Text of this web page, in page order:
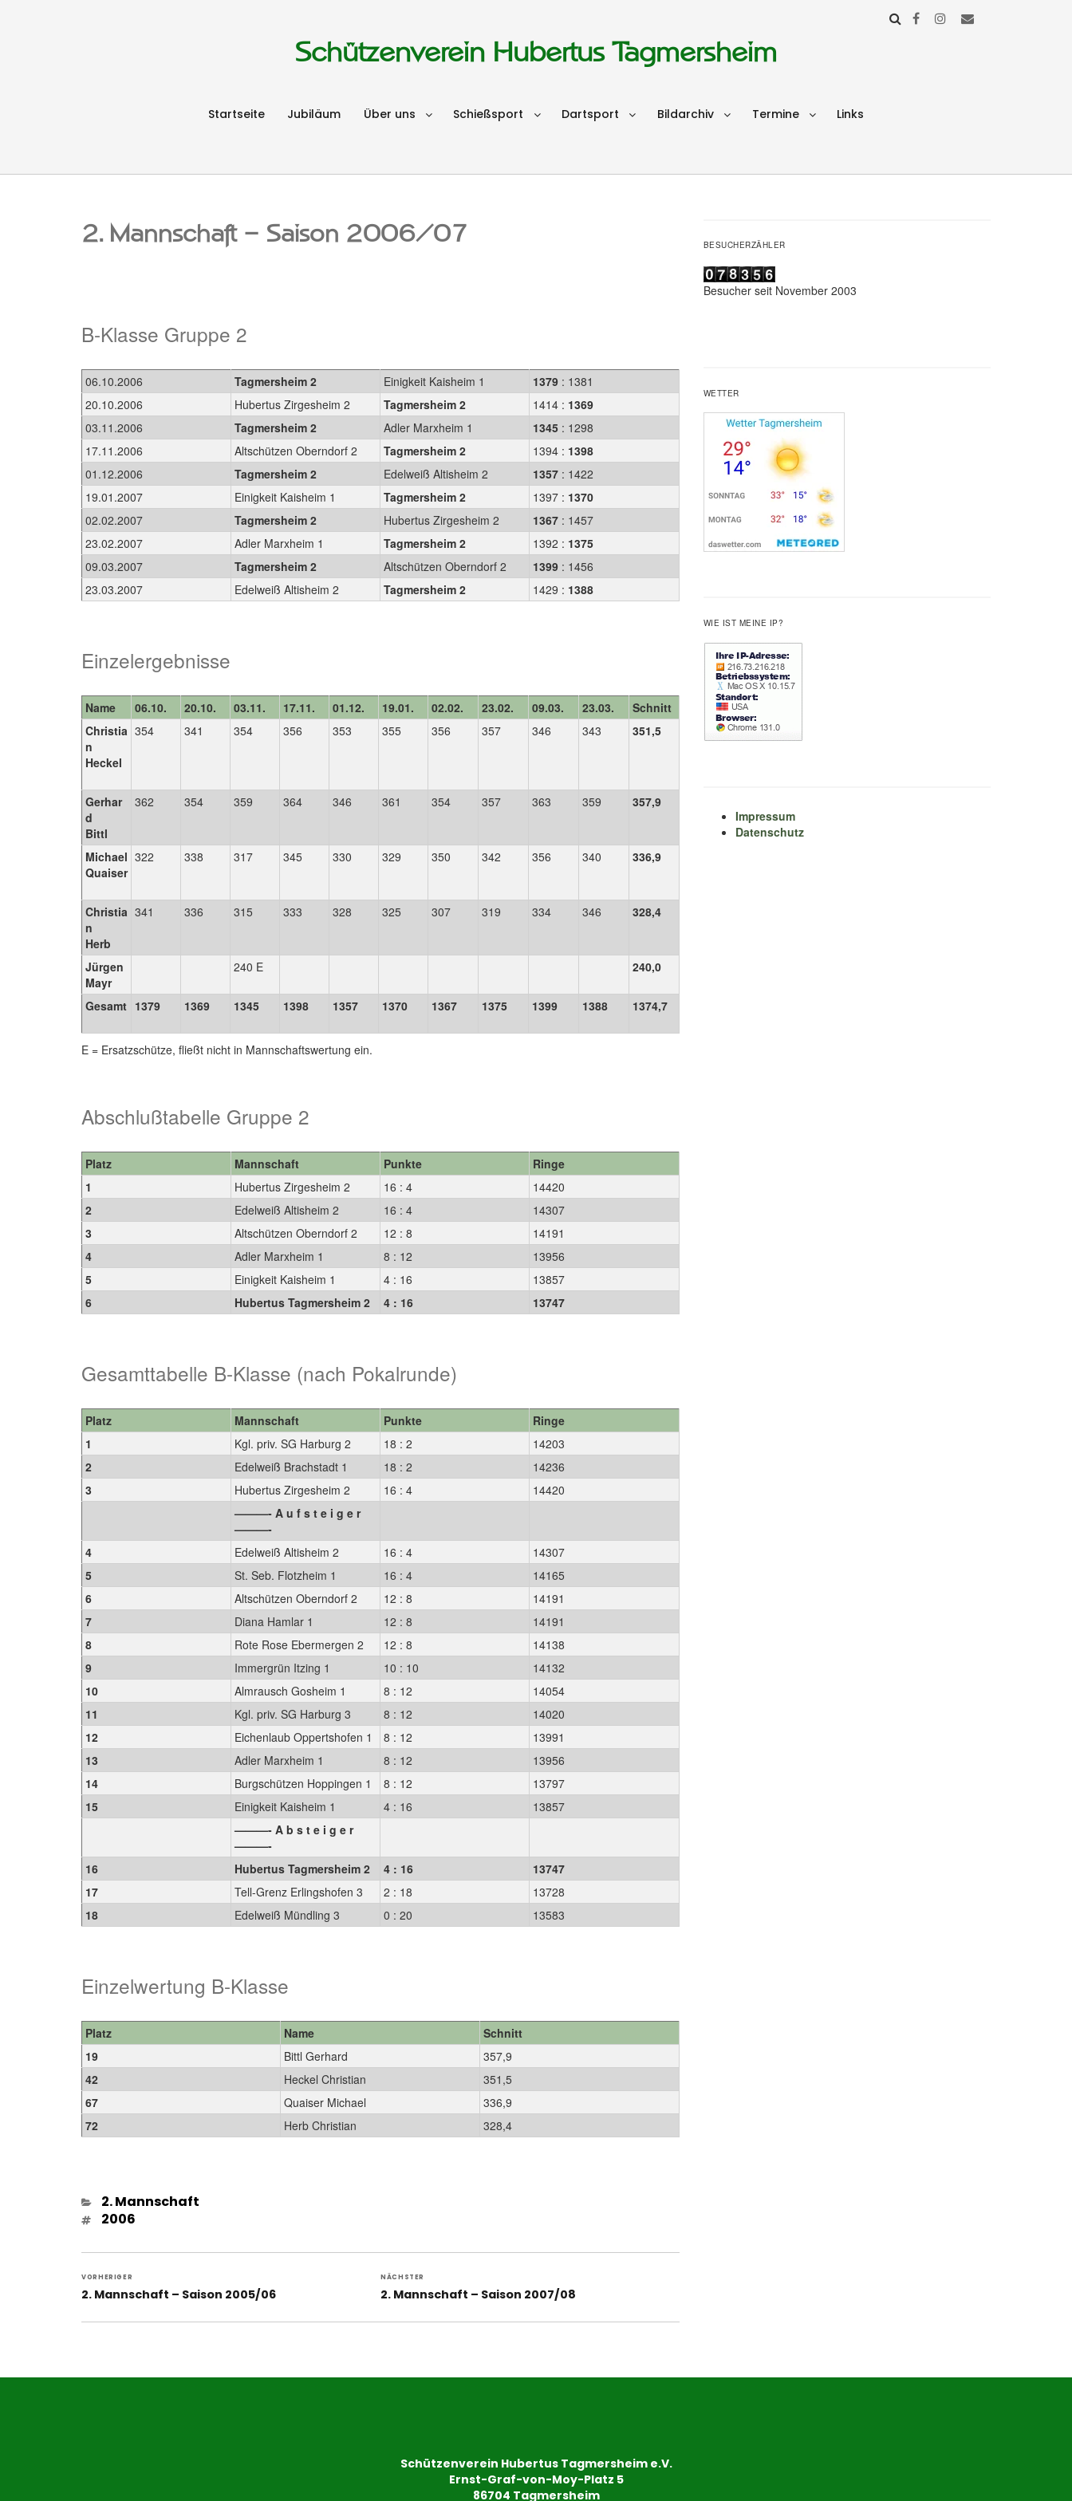
Schützenverein Hubertus Tagmersheim
Startseite Jubiläum Über uns Schießsport Dartsport Bildarchiv Termine Links
2. Mannschaft – Saison 2006/07
B-Klasse Gruppe 2
06.10.2006 Tagmersheim 2 Einigkeit Kaisheim 1 1379 : 1381
20.10.2006
Hubertus Zirgesheim 2 Tagmersheim 2 1414 : 1369
03.11.2006
Tagmersheim 2 Adler Marxheim 1 1345 : 1298
17.11.2006
Altschützen Oberndorf 2 Tagmersheim 2 1394 : 1398
01.12.2006
Tagmersheim 2 Edelweiß Altisheim 2 1357 : 1422
19.01.2007
Einigkeit Kaisheim 1 Tagmersheim 2 1397 : 1370
02.02.2007
Tagmersheim 2 Hubertus Zirgesheim 2 1367 : 1457
23.02.2007
Adler Marxheim 1 Tagmersheim 2 1392 : 1375
09.03.2007
Tagmersheim 2 Altschützen Oberndorf 2 1399 : 1456
23.03.2007
Edelweiß Altisheim 2 Tagmersheim 2 1429 : 1388
Einzelergebnisse
Name 06.10. 20.10. 03.11. 17.11. 01.12. 19.01. 02.02. 23.02. 09.03. 23.03.
Schnitt
Christia
n
Heckel
354 341 354 356 353 355 356 357 346 343 351,5
Gerhar
d
Bittl
362 354 359 364 346 361 354 357 363 359 357,9
Michael
Quaiser
322 338 317 345 330 329 350 342 356 340 336,9
Christia
n
Herb
341 336 315 333 328 325 307 319 334 346 328,4
Jürgen
Mayr
240 E 240,0
Gesamt 1379 1369 1345 1398 1357 1370 1367 1375 1399 1388 1374,7
E = Ersatzschütze, fließt nicht in Mannschaftswertung ein.
Abschlußtabelle Gruppe 2
Platz Mannschaft Punkte
Ringe
1
Hubertus Zirgesheim 2 16 : 4
14420
2
Edelweiß Altisheim 2 16 : 4
14307
3
Altschützen Oberndorf 2 12 : 8
14191
4
Adler Marxheim 1 8 : 12
13956
5
Einigkeit Kaisheim 1 4 : 16
13857
6
Hubertus Tagmersheim 2 4 : 16 13747
Gesamttabelle B-Klasse (nach Pokalrunde)
Platz Mannschaft Punkte
Ringe
1
Kgl. priv. SG Harburg 2 18 : 2
14203
2
Edelweiß Brachstadt 1 18 : 2
14236
3
Hubertus Zirgesheim 2 16 : 4
14420
———- A u f s t e i g e r
———-
4
Edelweiß Altisheim 2 16 : 4
14307
5
St. Seb. Flotzheim 1 16 : 4
14165
6
Altschützen Oberndorf 2 12 : 8
14191
7
Diana Hamlar 1 12 : 8
14191
8
Rote Rose Ebermergen 2 12 : 8
14138
9
Immergrün Itzing 1 10 : 10
14132
10
Almrausch Gosheim 1 8 : 12
14054
11
Kgl. priv. SG Harburg 3 8 : 12
14020
12
Eichenlaub Oppertshofen 1 8 : 12
13991
13
Adler Marxheim 1 8 : 12
13956
14
Burgschützen Hoppingen 1 8 : 12
13797
15
Einigkeit Kaisheim 1 4 : 16
13857
———- A b s t e i g e r
———-
16
Hubertus Tagmersheim 2 4 : 16
13747
17
Tell-Grenz Erlingshofen 3 2 : 18
13728
18
Edelweiß Mündling 3 0 : 20 13583
Einzelwertung B-Klasse
Platz Name
Schnitt
19
Bittl Gerhard
357,9
42
Heckel Christian
351,5
67
Quaiser Michael
336,9
72
Herb Christian 328,4
Kategorien
2. Mannschaft
Schlagwörter
2006
VORHERIGER
Vorheriger
2. Mannschaft – Saison 2005/06
NÄCHSTER
Nächster
2. Mannschaft – Saison 2007/08
BESUCHERZÄHLER
Besucher seit November 2003
WETTER
WIE IST MEINE IP?
Impressum
Datenschutz
Schützenverein Hubertus Tagmersheim e.V.
Ernst-Graf-von-Moy-Platz 5
86704 Tagmersheim